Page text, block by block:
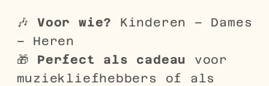
🎶Voor wie? Kinderen – Dames
– Heren
🎁 Perfect als cadeau voor
muziekliefhebbers of als